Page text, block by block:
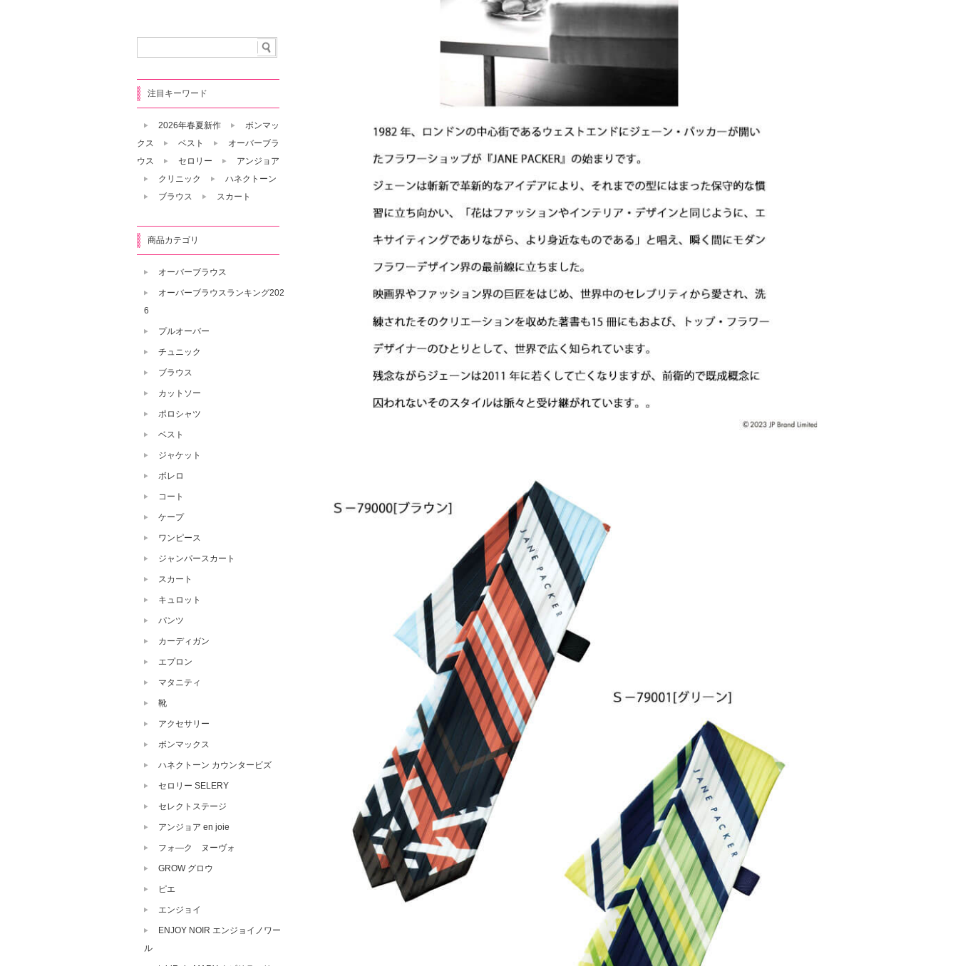
注目キーワード
2026年春夏新作
ボンマッ
クス
ベスト
オーバーブラ
ウス
セロリー
アンジョア
クリニック
ハネクトーン
ブラウス
スカート
商品カテゴリ
オーバーブラウス
オーバーブラウスランキング202
6
プルオーバー
チュニック
ブラウス
カットソー
ポロシャツ
ベスト
ジャケット
ボレロ
コート
ケープ
ワンピース
ジャンパースカート
スカート
キュロット
パンツ
カーディガン
エプロン
マタニティ
靴
アクセサリー
ボンマックス
ハネクトーン カウンタービズ
セロリー SELERY
セレクトステージ
アンジョア en joie
フォ―ク ヌーヴォ
GROW グロウ
ピエ
エンジョイ
ENJOY NOIR エンジョイノワー
ル